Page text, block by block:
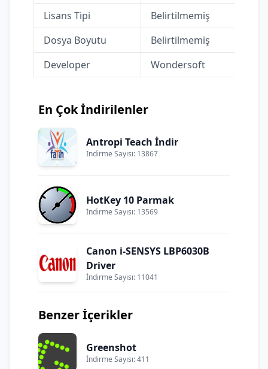
Lisans Tipi
Belirtilmemiş
Dosya Boyutu
Belirtilmemiş
Developer
Wondersoft
En Çok İndirilenler
Antropi Teach İndir
İndirme Sayısı: 13867
HotKey 10 Parmak
İndirme Sayısı: 13569
Canon i-SENSYS LBP6030B
Driver
İndirme Sayısı: 11041
Benzer İçerikler
Greenshot
İndirme Sayısı: 411